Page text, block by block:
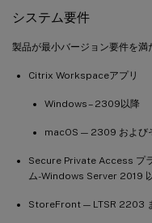
システム要件
製品が最小バージョン要件を満
Citrix Workspaceアプリ
Windows – 2309以降
macOS — 2309 および
Secure Private Access プ
ム-Windows Server 2019
StoreFront — LTSR 2203